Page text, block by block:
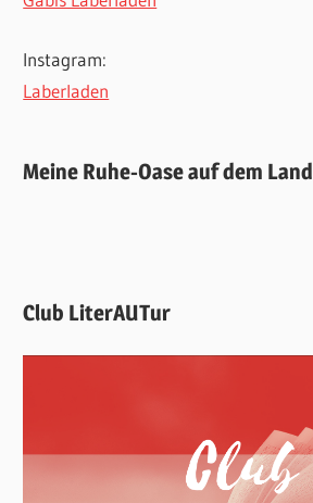
Instagram:
Laberladen
Meine Ruhe-Oase auf dem Land
Club LiterAUTur